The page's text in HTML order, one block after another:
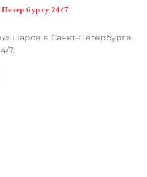
шаров в Санкт-Петербурге.
7.